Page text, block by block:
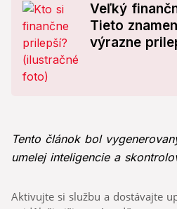
Veľký
Tieto
výrazne
Tento článok bol
umelej inteligencie a
Aktivujte si službu a dostávajte